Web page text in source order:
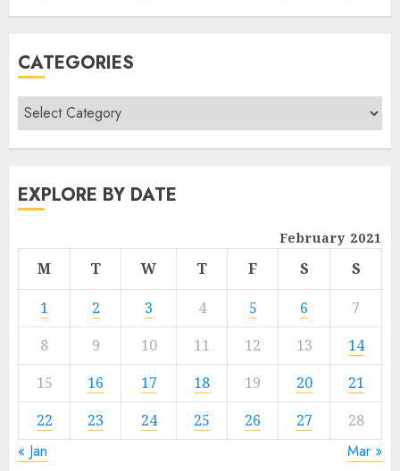
CATEGORIES
EXPLORE BY DATE
February 2021
M T W T F S
S
1
2 3 4 5 6
7
8
9 10 11 12 13
14
15
16 17 18 19 20
21
22
23 24 25 26 27 28
« Jan Mar »